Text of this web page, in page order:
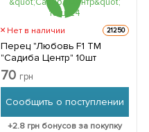
Нет в наличии 21250
Перец "Любовь F1 ТМ
"Садиба Центр" 10шт
70 грн
Сообщить о поступлении
+2.8 грн бонусов за покупку